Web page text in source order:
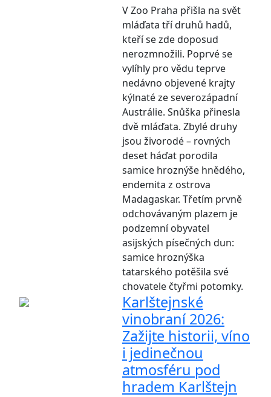
V Zoo Praha přišla na svět
mláďata tří druhů hadů,
kteří se zde doposud
nerozmnožili. Poprvé se
vylíhly pro vědu teprve
nedávno objevené krajty
kýlnaté ze severozápadní
Austrálie. Snůška přinesla
dvě mláďata. Zbylé druhy
jsou živorodé – rovných
deset háďat porodila
samice hroznýše hnědého,
endemita z ostrova
Madagaskar. Třetím prvně
odchovávaným plazem je
podzemní obyvatel
asijských písečných dun:
samice hroznýška
tatarského potěšila své
chovatele čtyřmi potomky.
Karlštejnské
vinobraní 2026:
Zažijte historii, víno
i jedinečnou
atmosféru pod
hradem Karlštejn